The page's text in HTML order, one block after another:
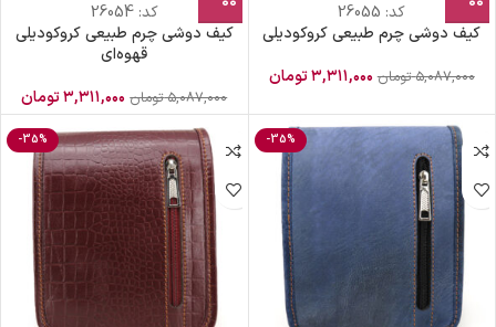
کد: 26055
کیف دوشی چرم طبیعی کروکودیلی
۵,۰۸۷,۰۰۰ تومان ۳,۳۱۱,۰۰۰تومان
کد:26054
کیف دوشی چرم طبیعی کروکودیلی
قهوه‌ای
۵,۰۸۷,۰۰۰ تومان ۳,۳۱۱,۰۰۰تومان
-35%
-35%